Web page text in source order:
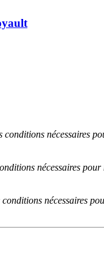
nécessaires
nécessaires
nécessaires